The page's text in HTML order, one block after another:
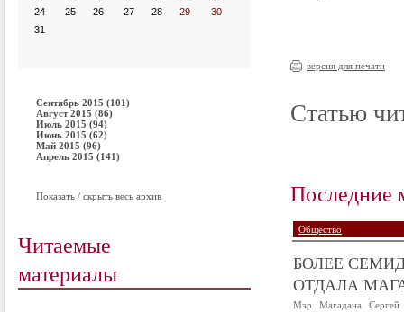
24
25 26 27 28 29
30
31
Сентябрь 2015 (101)
Август 2015 (86)
Июль 2015 (94)
Июнь 2015 (62)
Май 2015 (96)
Апрель 2015 (141)
Показать / скрыть весь архив
Читаемые
материалы
версия для печати
Статью
Последние
Общество
БОЛЕЕ
ОТДАЛА
Мэр Магадана Сергей